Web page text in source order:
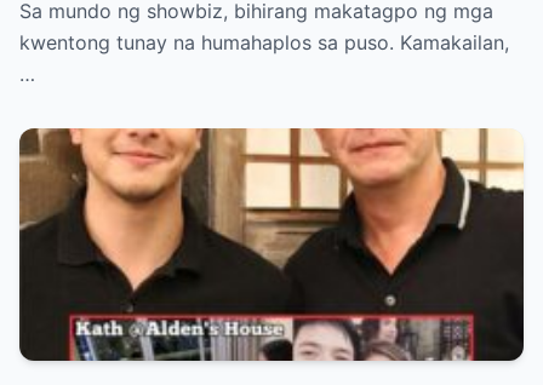
Sa mundo ng showbiz, bihirang makatagpo ng mga
kwentong tunay na humahaplos sa puso. Kamakailan,
…